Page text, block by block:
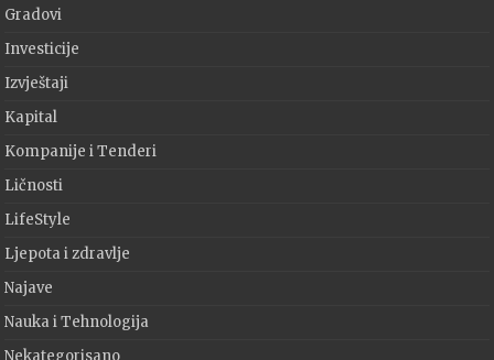
Gradovi
Investicije
Izvještaji
Kapital
Kompanije i Tenderi
Ličnosti
LifeStyle
Ljepota i zdravlje
Najave
Nauka i Tehnologija
Nekategorisano